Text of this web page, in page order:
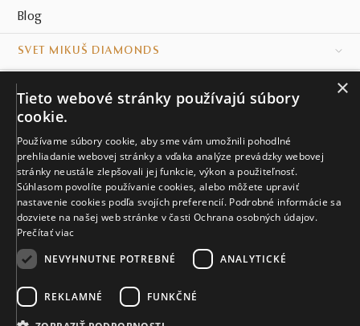
Blog
SVET MIKUŠ DIAMONDS
KONTAKT
Naše klenotníctva
Sídlo spoločnosti
© MIKUŠ DIAMONDS, A.S. 2026. VŠETKY PRÁVA VYHRADENÉ.
×
Tieto webové stránky používajú súbory
cookie.
Používame súbory cookie, aby sme vám umožnili pohodlné
prehliadanie webovej stránky a vďaka analýze prevádzky webovej
stránky neustále zlepšovali jej funkcie, výkon a použiteľnosť.
Súhlasom povolíte používanie cookies, alebo môžete upraviť
nastavenie cookies podľa svojích preferencií. Podrobné informácie sa
dozviete na našej web stránke v časti Ochrana osobných údajov.
Prečítať viac
NEVYHNUTNE POTREBNÉ
ANALYTICKÉ
REKLAMNÉ FUNKČNÉ